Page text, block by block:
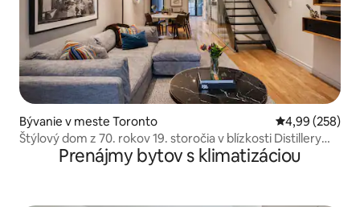
Bývanie v meste Toronto Priemerné
4,99 (258)
Štýlový dom z 70. rokov 19. storočia v blízkosti Distillery
District a Old Toronto
Prenájmy bytov s klimatizáciou